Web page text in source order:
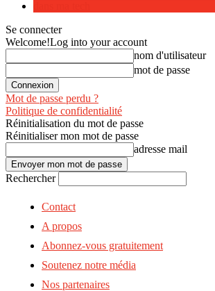
Se connecter
Welcome!Log into your account
nom d'utilisateur
mot de passe
Mot de passe perdu ?
Politique de confidentialité
Réinitialisation du mot de passe
Réinitialiser mon mot de passe
adresse mail
Rechercher
Contact
A propos
Abonnez-vous gratuitement
Soutenez notre média
Nos partenaires